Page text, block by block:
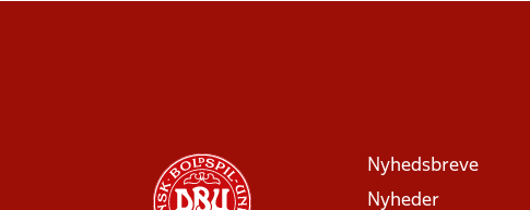
Nyhedsbreve
Nyheder